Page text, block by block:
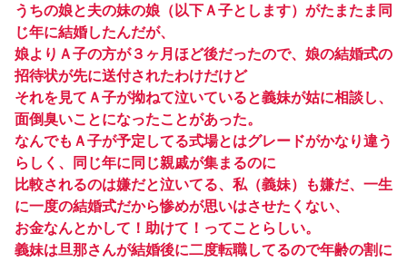
うちの娘と夫の妹の娘（以下Ａ子とします）がたまたま同
じ年に結婚したんだが、
娘よりＡ子の方が３ヶ月ほど後だったので、娘の結婚式の
招待状が先に送付されたわけだけど
それを見てＡ子が拗ねて泣いていると義妹が姑に相談し、
面倒臭いことになったことがあった。
なんでもＡ子が予定してる式場とはグレードがかなり違う
らしく、同じ年に同じ親戚が集まるのに
比較されるのは嫌だと泣いてる、私（義妹）も嫌だ、一生
に一度の結婚式だから惨めが思いはさせたくない、
お金なんとかして！助けて！ってことらしい。
義妹は旦那さんが結婚後に二度転職してるので年齢の割に